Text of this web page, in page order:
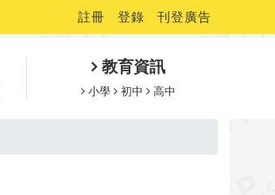
註冊 登錄 刊登廣告
教育資訊
小學 初中 高中